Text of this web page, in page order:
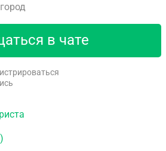
в чате
)